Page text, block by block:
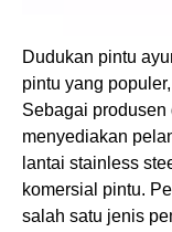
Dudukan pintu
pintu yang
Sebagai
menyediakan
lantai stainless
komersial pintu.
salah satu jenis